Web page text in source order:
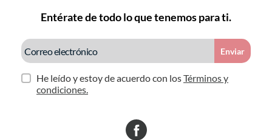
Entérate de todo lo que tenemos para ti.
Enviar
He leído y estoy de acuerdo con losTérminos y
condiciones.